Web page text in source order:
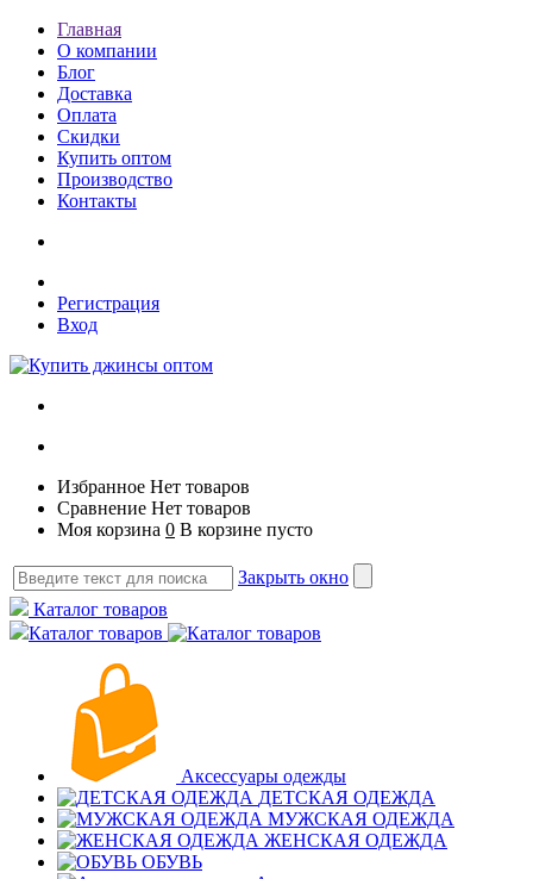
Главная
О компании
Блог
Доставка
Оплата
Скидки
Купить оптом
Производство
Контакты
Регистрация
Вход
Избранное Нет товаров
Сравнение Нет товаров
Моя корзина 0 В корзине пусто
Закрыть окно
Каталог товаров
Каталог товаров
Аксессуары одежды
ДЕТСКАЯ ОДЕЖДА
МУЖСКАЯ ОДЕЖДА
ЖЕНСКАЯ ОДЕЖДА
ОБУВЬ